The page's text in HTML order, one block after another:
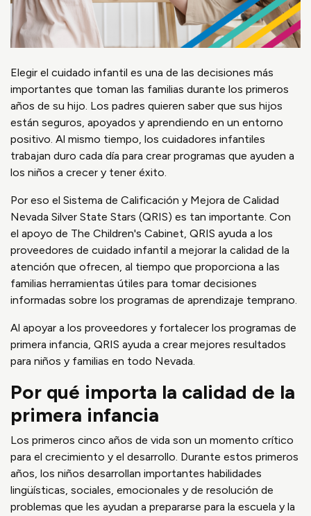
Elegir el cuidado infantil es una de las decisiones más
importantes que toman las familias durante los primeros
años de su hijo. Los padres quieren saber que sus hijos
están seguros, apoyados y aprendiendo en un entorno
positivo. Al mismo tiempo, los cuidadores infantiles
trabajan duro cada día para crear programas que ayuden a
los niños a crecer y tener éxito.
Por eso el Sistema de Calificación y Mejora de Calidad
Nevada Silver State Stars (QRIS) es tan importante. Con
el apoyo de The Children's Cabinet, QRIS ayuda a los
proveedores de cuidado infantil a mejorar la calidad de la
atención que ofrecen, al tiempo que proporciona a las
familias herramientas útiles para tomar decisiones
informadas sobre los programas de aprendizaje temprano.
Al apoyar a los proveedores y fortalecer los programas de
primera infancia, QRIS ayuda a crear mejores resultados
para niños y familias en todo Nevada.
Por qué importa la calidad de la
primera infancia
Los primeros cinco años de vida son un momento crítico
para el crecimiento y el desarrollo. Durante estos primeros
años, los niños desarrollan importantes habilidades
lingüísticas, sociales, emocionales y de resolución de
problemas que les ayudan a prepararse para la escuela y la